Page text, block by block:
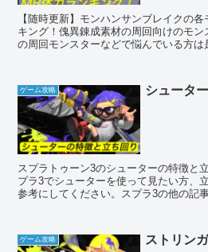
【随時更新】モンハンサンブレイクの
キング！傀異錬成素材の周回向けのモ
の周回モンスターなどで悩んでいる方は
い！意外なモンスターが意外な順位で
ゲーム攻略 シュータ
スプラトゥーン3のシューターの特徴と
プラ3でシューターを使って見たい方、
参考にしてください。スプラ3の他の記
ゲーム攻略 ストリン